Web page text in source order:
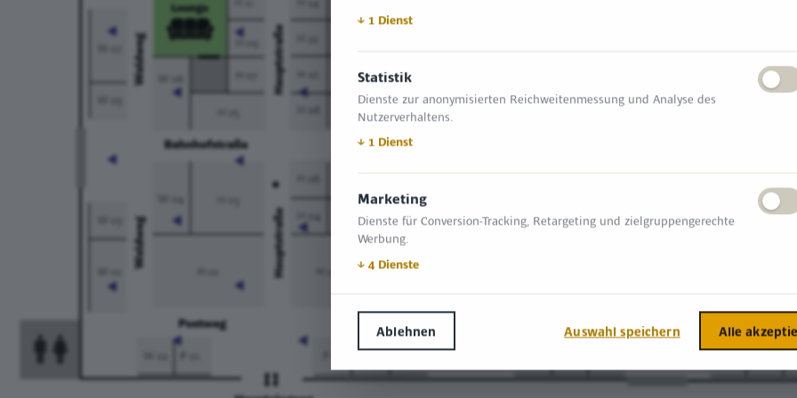
↓ 1 Dienst
Statistik
Dienste zur anonymisierten Reichweitenmessung und Analyse des
Nutzerverhaltens.
↓ 1 Dienst
Marketing
Dienste für Conversion-Tracking, Retargeting und zielgruppengerechte
Werbung.
↓ 4 Dienste
Ablehnen Auswahl speichern Alle